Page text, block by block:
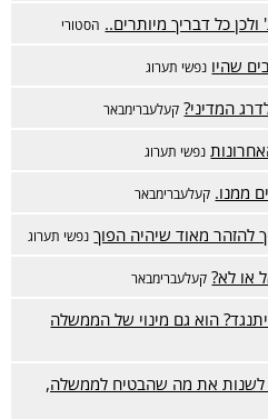
כל דבריך מיותרים.. הסטורי
שהיו נפשי תערוג
המדיני? קעלעברימבאר
נפשי תערוג
ממנו. קעלעברימבאר
להזהר מאוד שיהיה הפוך נפשי תערוג
או לא? קעלעברימבאר
הוא גם מינוי של הממשלה
לשנות את מה שהבטיח לממשלה,